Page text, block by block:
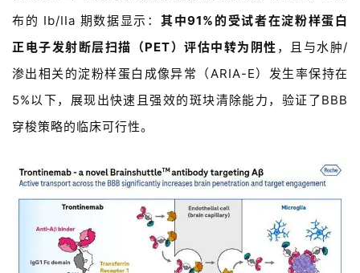
布的 Ib/IIa 期数据显示： 其中91% 的受试者在淀粉样蛋白
正电子发射断层扫描（PET）评估中转为阴性 ，且与水肿/
渗出相关的淀粉样蛋白成像异常（ARIA-E）发生率保持在
5%以下，展现出快速且强效的斑块清除能力，验证了 BBB
穿梭策略的临床可行性。